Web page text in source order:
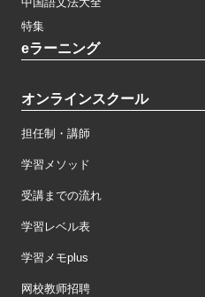
特集
eラーニング
オンラインスクール
担任制・講師
学習メソッド
受講までの流れ
学習レベル表
学習メモplus
网校教师招聘